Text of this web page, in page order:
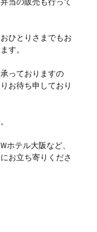
ひとりさまでもお
す。
っておりますの
お待ち申しており
ホテル大阪など、
お立ち寄りくださ